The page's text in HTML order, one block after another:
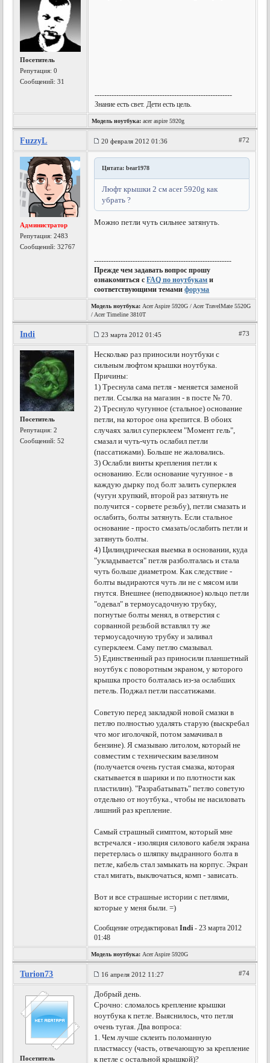
Посетитель
Репутация:0
Сообщений: 31
---------------------------------------------------------
Знание есть свет. Дети есть цель.
Модель ноутбука: acer aspire 5920g
FuzzyL 20 февраля 2012 01:36 #72
Администратор
Репутация:2483
Сообщений: 32767
Цитата: bear1978
Люфт крышки 2 см acer 5920g как
убрать ?
Можно петли чуть сильнее затянуть.
---------------------------------------------------------
Прежде чем задавать вопрос прошу
ознакомиться сFAQ по ноутбукам и
соответствующими темамифорума
Модель ноутбука: Acer Aspire 5920G / Acer TravelMate 5520G
/ Acer Timeline 3810T
Indi 23 марта 2012 01:45 #73
Посетитель
Репутация:2
Сообщений: 52
Несколько раз приносили ноутбуки с
сильным люфтом крышки ноутбука.
Причины:
1) Треснула сама петля - меняется заменой
петли. Ссылка на магазин - в посте № 70.
2) Треснуло чугунное (стальное) основание
петли, на которое она крепится. В обоих
случаях залил суперклеем "Момент гель",
смазал и чуть-чуть ослабил петли
(пассатижами). Больше не жаловались.
3) Ослабли винты крепления петли к
основанию. Если основание чугунное - в
каждую дырку под болт залить суперклея
(чугун хрупкий, второй раз затянуть не
получится - сорвете резьбу), петли смазать и
ослабить, болты затянуть. Если стальное
основание - просто смазать/ослабить петли и
затянуть болты.
4) Цилиндрическая выемка в основании, куда
"укладывается" петля разболталась и стала
чуть больше диаметром. Как следствие -
болты выдираются чуть ли не с мясом или
гнутся. Внешнее (неподвижное) кольцо петли
"одевал" в термоусадочную трубку,
погнутые болты менял, в отверстия с
сорванной резьбой вставлял ту же
термоусадочную трубку и заливал
суперклеем. Саму петлю смазывал.
5) Единственный раз приносили планшетный
ноутбук с поворотным экраном, у которого
крышка просто болталась из-за ослабших
петель. Поджал петли пассатижами.
Советую перед закладкой новой смазки в
петлю полностью удалять старую (выскребал
что мог иголочкой, потом замачивал в
бензине). Я смазываю литолом, который не
совместим с техническим вазелином
(получается очень густая смазка, которая
скатывается в шарики и по плотности как
пластилин). "Разрабатывать" петлю советую
отдельно от ноутбука., чтобы не насиловать
лишний раз крепление.
Самый страшный симптом, который мне
встречался - изоляция силового кабеля экрана
перетерлась о шляпку выдранного болта в
петле, кабель стал замыкать на корпус. Экран
стал мигать, выключаться, комп - зависать.
Вот и все страшные истории с петлями,
которые у меня были. =)
Сообщение отредактировалIndi - 23 марта 2012
01:48
Модель ноутбука: Acer Aspire 5920G
Turion73 16 апреля 2012 11:27 #74
Посетитель
Добрый день.
Срочно: сломалось крепление крышки
ноутбука к петле. Выяснилось, что петля
очень тугая. Два вопроса:
1. Чем лучше склеить поломанную
пластмассу (часть, отвечающую за крепление
к петле с остальной крышкой)?